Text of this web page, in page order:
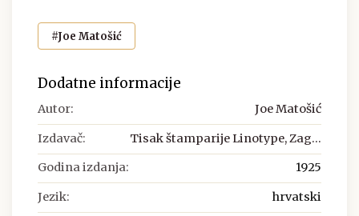
#Joe Matošić
Dodatne informacije
Autor: Joe Matošić
Izdavač: Tisak štamparije Linotype, Zag...
Godina izdanja: 1925
Jezik: hrvatski